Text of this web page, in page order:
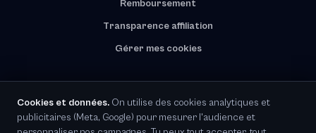
Remboursement
Transparence affiliation
Gérer mes cookies
RGPD · Représentant UE désigné
Cookies et données. On utilise des cookies analytiques et
publicitaires (Meta, Google) pour mesurer l'audience et